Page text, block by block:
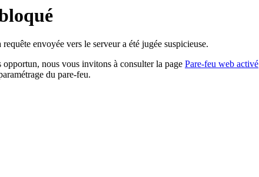
envoyée vers le serveur a été jugée suspicieuse.
nous vous invitons à consulter la page Pare-feu web activé
du pare-feu.